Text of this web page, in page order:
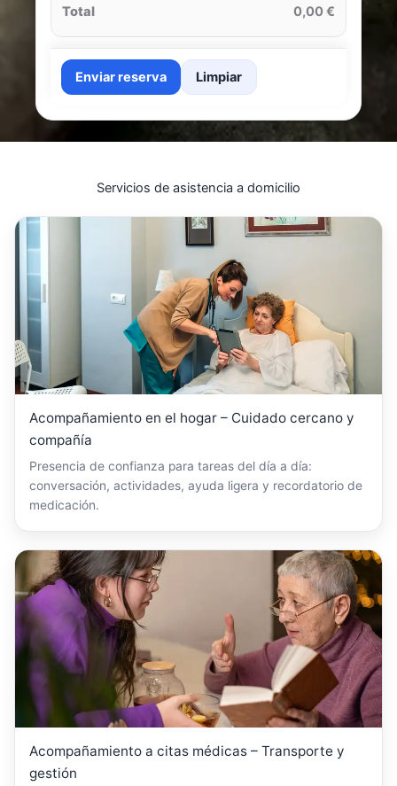
Total
0,00 €
Enviar reserva Limpiar
Servicios de asistencia a domicilio
Acompañamiento en el hogar – Cuidado cercano y
compañía
Presencia de confianza para tareas del día a día:
conversación, actividades, ayuda ligera y recordatorio de
medicación.
Acompañamiento a citas médicas – Transporte y
gestión